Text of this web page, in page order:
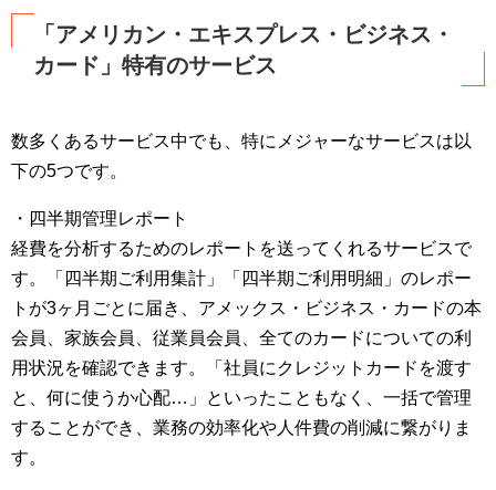
「アメリカン・エキスプレス・ビジネス・
カード」特有のサービス
数多くあるサービス中でも、特にメジャーなサービスは以
下の5つです。
・四半期管理レポート
経費を分析するためのレポートを送ってくれるサービスで
す。「四半期ご利用集計」「四半期ご利用明細」のレポー
トが3ヶ月ごとに届き、アメックス・ビジネス・カードの本
会員、家族会員、従業員会員、全てのカードについての利
用状況を確認できます。「社員にクレジットカードを渡す
と、何に使うか心配…」といったこともなく、一括で管理
することができ、業務の効率化や人件費の削減に繋がりま
す。